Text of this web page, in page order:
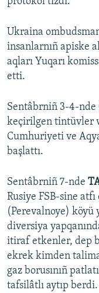
Ukraina
insanlarnıñ apiske
aqları Yuqarı
etti.
Sentâbrniñ 3-4-nde
keçirilgen tintüvler
Cumhuriyeti ve
başlattı.
Sentâbrniñ 7-nde
Rusiye FSB-sine
(Perevalnoye) köyü
diversiya
itiraf etkenler, dep
ekrek kimden
gaz borusınıñ
tafsilâtlı aytıp berdi.